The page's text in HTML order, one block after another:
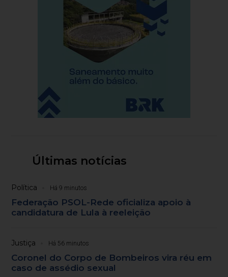
Últimas notícias
Política Há 9 minutos
Federação PSOL-Rede oficializa apoio à
candidatura de Lula à reeleição
Justiça Há 56 minutos
Coronel do Corpo de Bombeiros vira réu em
caso de assédio sexual